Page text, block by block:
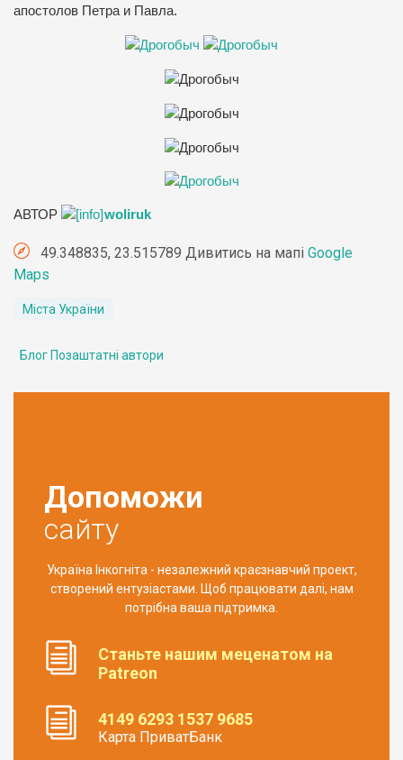
апостолов Петра и Павла.
АВТОР woliruk
49.348835, 23.515789 Дивитись на мапі Google
Maps
Міста України
Блог Позаштатні автори
Допоможи
сайту
Україна Інкогніта - незалежний краєзнавчий проект,
створений ентузіастами. Щоб працювати далі, нам
потрібна ваша підтримка.
Станьте нашим меценатом на
Patreon
4149 6293 1537 9685
Карта ПриватБанк